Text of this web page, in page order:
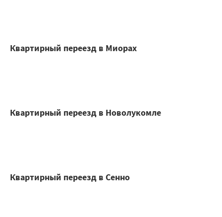
Квартирный переезд в Миорах
Квартирный переезд в Новолукомле
Квартирный переезд в Сенно